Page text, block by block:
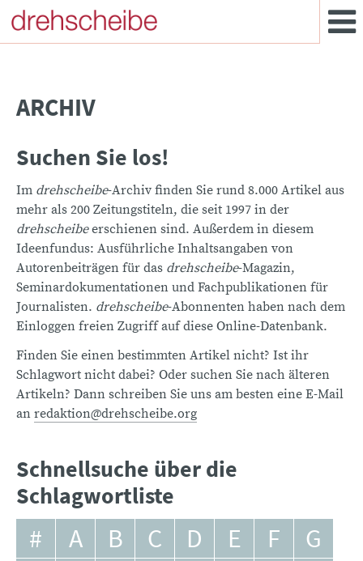
ARCHIV
Suchen Sie los!
Im drehscheibe-Archiv finden Sie rund 8.000 Artikel aus
mehr als 200 Zeitungstiteln, die seit 1997 in der
drehscheibeerschienen sind. Außerdem in diesem
Ideenfundus: Ausführliche Inhaltsangaben von
Autorenbeiträgen für das drehscheibe-Magazin,
Seminardokumentationen und Fachpublikationen für
Journalisten. drehscheibe-Abonnenten haben nach dem
Einloggen freien Zugriff auf diese Online-Datenbank.
Finden Sie einen bestimmten Artikel nicht? Ist ihr
Schlagwort nicht dabei? Oder suchen Sie nach älteren
Artikeln? Dann schreiben Sie uns am besten eine E-Mail
an redaktion@drehscheibe.org
Schnellsuche über die
Schlagwortliste
# A B C D E F
G